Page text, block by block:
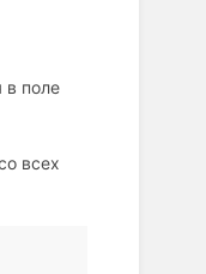
в поле
всех